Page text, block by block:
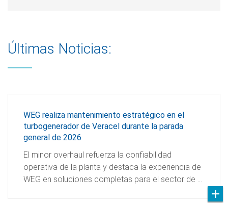
Últimas Noticias:
WEG realiza mantenimiento estratégico en el
turbogenerador de Veracel durante la parada
general de 2026
El minor overhaul refuerza la confiabilidad
operativa de la planta y destaca la experiencia de
WEG en soluciones completas para el sector de …